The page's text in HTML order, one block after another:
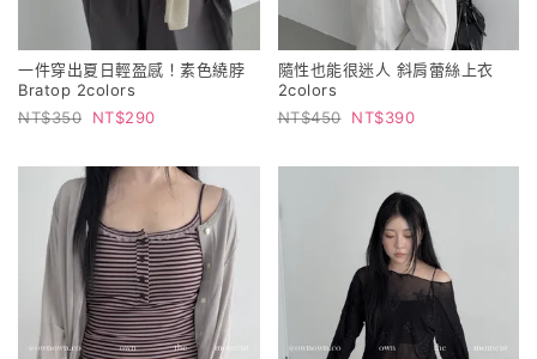
一件穿出夏日輕盈感！素色繞脖
Bratop 2colors
350
290
隨性也能很迷人 斜肩蕾絲上衣
2colors
450
390